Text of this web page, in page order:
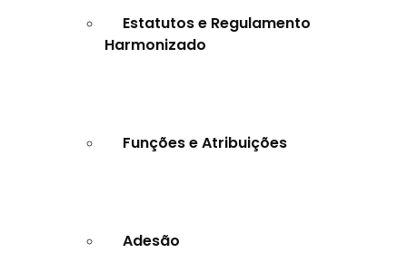
Estatutos e Regulamento
Harmonizado
Funções e Atribuições
Adesão